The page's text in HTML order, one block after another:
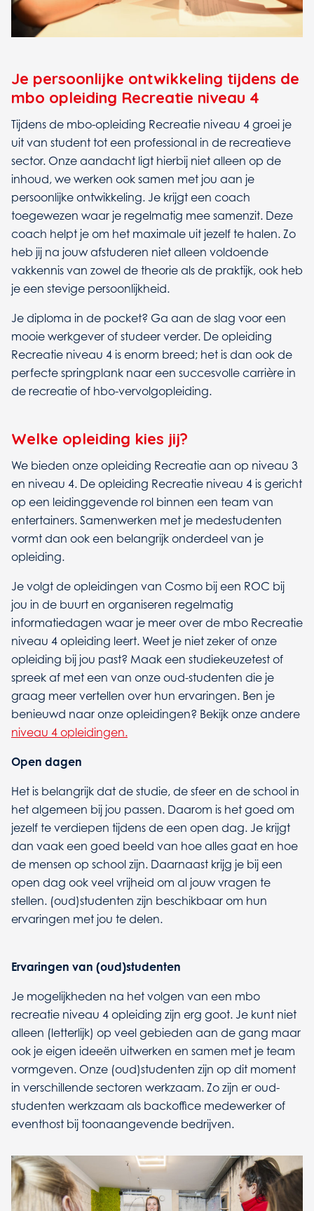
Je persoonlijke ontwikkeling tijdens de
mbo opleiding Recreatie niveau 4
Tijdens de mbo-opleiding Recreatie niveau 4 groei je
uit van student tot een professional in de recreatieve
sector. Onze aandacht ligt hierbij niet alleen op de
inhoud, we werken ook samen met jou aan je
persoonlijke ontwikkeling. Je krijgt een coach
toegewezen waar je regelmatig mee samenzit. Deze
coach helpt je om het maximale uit jezelf te halen. Zo
heb jij na jouw afstuderen niet alleen voldoende
vakkennis van zowel de theorie als de praktijk, ook heb
je een stevige persoonlijkheid.
Je diploma in de pocket? Ga aan de slag voor een
mooie werkgever of studeer verder. De opleiding
Recreatie niveau 4 is enorm breed; het is dan ook de
perfecte springplank naar een succesvolle carrière in
de recreatie of hbo-vervolgopleiding.
Welke opleiding kies jij?
We bieden onze opleiding Recreatie aan op niveau 3
en niveau 4. De opleiding Recreatie niveau 4 is gericht
op een leidinggevende rol binnen een team van
entertainers. Samenwerken met je medestudenten
vormt dan ook een belangrijk onderdeel van je
opleiding.
Je volgt de opleidingen van Cosmo bij een ROC bij
jou in de buurt en organiseren regelmatig
informatiedagen waar je meer over de mbo Recreatie
niveau 4 opleiding leert. Weet je niet zeker of onze
opleiding bij jou past? Maak een studiekeuzetest of
spreek af met een van onze oud-studenten die je
graag meer vertellen over hun ervaringen. Ben je
benieuwd naar onze opleidingen? Bekijk onze andere
niveau 4 opleidingen.
Open dagen
Het is belangrijk dat de studie, de sfeer en de school in
het algemeen bij jou passen. Daarom is het goed om
jezelf te verdiepen tijdens de een open dag. Je krijgt
dan vaak een goed beeld van hoe alles gaat en hoe
de mensen op school zijn. Daarnaast krijg je bij een
open dag ook veel vrijheid om al jouw vragen te
stellen. (oud)studenten zijn beschikbaar om hun
ervaringen met jou te delen.
Ervaringen van (oud)studenten
Je mogelijkheden na het volgen van een mbo
recreatie niveau 4 opleiding zijn erg goot. Je kunt niet
alleen (letterlijk) op veel gebieden aan de gang maar
ook je eigen ideeën uitwerken en samen met je team
vormgeven. Onze (oud)studenten zijn op dit moment
in verschillende sectoren werkzaam. Zo zijn er oud-
studenten werkzaam als backoffice medewerker of
eventhost bij toonaangevende bedrijven.